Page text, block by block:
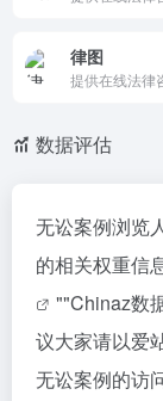
律图
数据评估
无讼案例浏览
的相关权重信
""Chinaz数
议大家请以爱
无讼案例的访